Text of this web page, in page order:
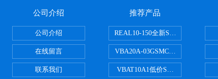
公司介绍
公司介绍
在线留言
联系我们
推荐产品
REAL10-150全新SMC正弦无杆缸
VBA20A-03GSMC增压阀VBA-
VBAT10A1低价SMC储气罐VBAT